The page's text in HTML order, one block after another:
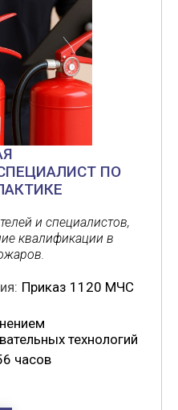
ПО
и специалистов,
квалификации в
Приказ 1120 МЧС
технологий
часов